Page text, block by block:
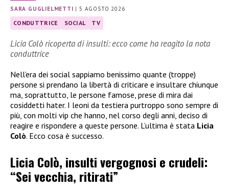
SARA GUGLIELMETTI |5 AGOSTO 2026
CONDUTTRICE SOCIAL TV
Licia Colò ricoperta di insulti: ecco come ha reagito la nota
conduttrice
Nell’era dei social sappiamo benissimo quante (troppe)
persone si prendano la libertà di criticare e insultare chiunque
ma, soprattutto, le persone famose, prese di mira dai
cosiddetti hater. I leoni da testiera purtroppo sono sempre di
più, con molti vip che hanno, nel corso degli anni, deciso di
reagire e rispondere a queste persone. L’ultima è stata Licia
Colò. Ecco cosa è successo.
Licia Colò, insulti vergognosi e crudeli:
“Sei vecchia, ritirati”